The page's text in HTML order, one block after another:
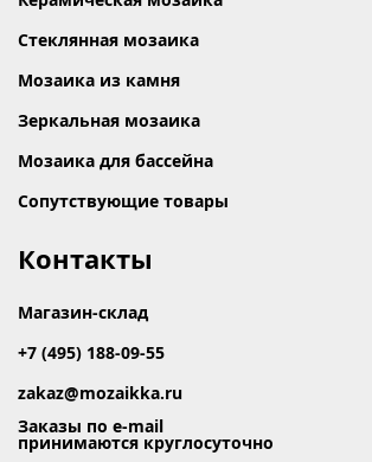
Стеклянная мозаика
Мозаика из камня
Зеркальная мозаика
Мозаика для бассейна
Сопутствующие товары
Контакты
Магазин-склад
+7 (495) 188-09-55
zakaz@mozaikka.ru
Заказы по e-mail
принимаются круглосуточно